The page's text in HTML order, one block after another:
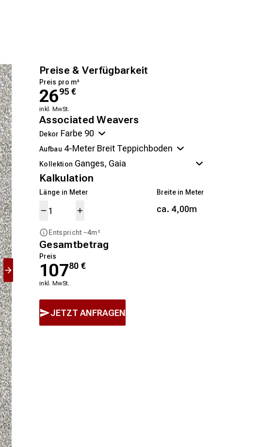
Preise & Verfügbarkeit
Preis pro m²
2695 €
inkl. MwSt.
Associated Weavers
Dekor
Aufbau
Kollektion
Kalkulation
Länge in Meter
Entspricht ~4m²
Breite in Meter
ca. 4,00m
Gesamtbetrag
Preis
10780 €
inkl. MwSt.
JETZT ANFRAGEN